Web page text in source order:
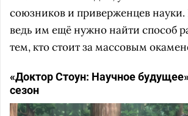
союзников и приверженцев науки.
ведь им ещё нужно найти способ
тем, кто стоит за массовым
«Доктор Стоун: Научное
сезон